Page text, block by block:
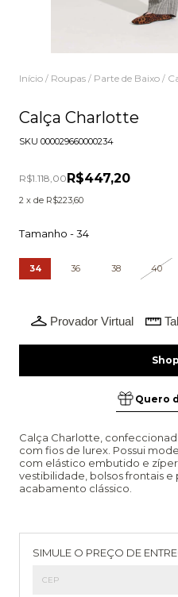
Início / Roupas / Parte de Baixo /
Calça Charlotte
SKU 000029660000234
R$1.118,00 R$447,20
2 x de R$223,60
Tamanho -34
34 36 38 40
Provador Virtual
Quero
Calça Charlotte,
com fios de lurex. Possui
com elástico embutido e
vestibilidade, bolsos frontais e
acabamento clássico.
SIMULE O PREÇO DE